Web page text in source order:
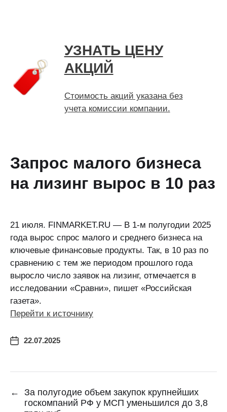
УЗНАТЬ ЦЕНУ
АКЦИЙ
Стоимость акций указана без
учета комиссии компании.
Запрос малого бизнеса
на лизинг вырос в 10 раз
21 июля. FINMARKET.RU — В 1-м полугодии 2025
года вырос спрос малого и среднего бизнеса на
ключевые финансовые продукты. Так, в 10 раз по
сравнению с тем же периодом прошлого года
выросло число заявок на лизинг, отмечается в
исследовании «Сравни», пишет «Российская
газета».
Перейти к источнику
22.07.2025
←
За полугодие объем закупок крупнейших
госкомпаний РФ у МСП уменьшился до 3,8